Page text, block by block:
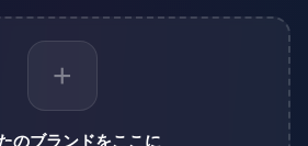
+
のブランドをここに